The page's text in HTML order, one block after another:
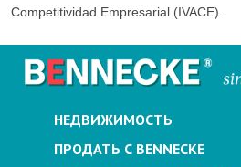
Competitividad Empresarial (IVACE).
НЕДВИЖИМОСТЬ
ПРОДАТЬ С BENNECKE